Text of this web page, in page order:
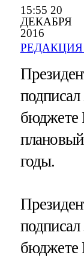
15:55 20
ДЕКАБРЯ
2016
бюджете
годы.
бюджете